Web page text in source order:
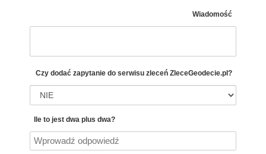
Wiadomość
Czy dodać zapytanie do serwisu zleceń ZleceGeodecie.pl?
Ile to jest dwa plus dwa?